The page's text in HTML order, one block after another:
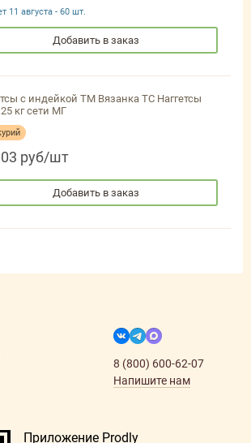
11 августа - 60 шт.
Добавить в заказ
с индейкой ТМ Вязанка ТС Наггетсы
кг сети МГ
руб/шт
Добавить в заказ
8 (800) 600-62-07
Напишите нам
Приложение Prodly